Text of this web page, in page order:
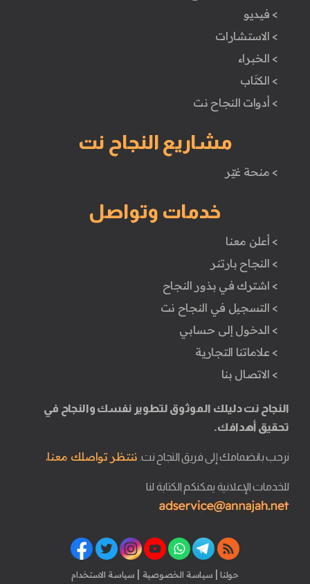
> فيديو
> الاستشارات
> الخبراء
> الكتَاب
> أدوات النجاح نت
مشاريع النجاح نت
> منحة غيّر
خدمات وتواصل
> أعلن معنا
> النجاح بارتنر
> اشترك في بذور النجاح
> التسجيل في النجاح نت
> الدخول إلى حسابي
> علاماتنا التجارية
> الاتصال بنا
النجاح نت دليلك الموثوق لتطوير نفسك والنجاح في
تحقيق أهدافك.
نرحب بانضمامك إلى فريق النجاح نت. ننتظر تواصلك معنا.
للخدمات الإعلانية يمكنكم الكتابة لنا
حولنا | سياسة الخصوصية | سياسة الاستخدام